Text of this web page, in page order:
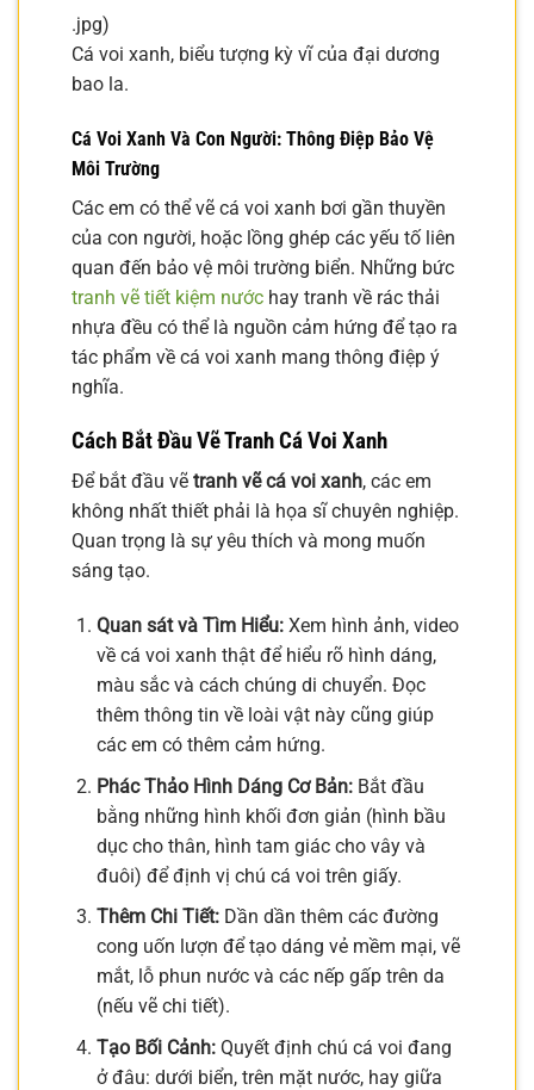
.jpg)
Cá voi xanh, biểu tượng kỳ vĩ của đại dương
bao la.
Cá Voi Xanh Và Con Người: Thông Điệp Bảo Vệ
Môi Trường
Các em có thể vẽ cá voi xanh bơi gần thuyền
của con người, hoặc lồng ghép các yếu tố liên
quan đến bảo vệ môi trường biển. Những bức
tranh vẽ tiết kiệm nước hay tranh về rác thải
nhựa đều có thể là nguồn cảm hứng để tạo ra
tác phẩm về cá voi xanh mang thông điệp ý
nghĩa.
Cách Bắt Đầu Vẽ Tranh Cá Voi Xanh
Để bắt đầu vẽ tranh vẽ cá voi xanh, các em
không nhất thiết phải là họa sĩ chuyên nghiệp.
Quan trọng là sự yêu thích và mong muốn
sáng tạo.
Quan sát và Tìm Hiểu:Xem hình ảnh, video
về cá voi xanh thật để hiểu rõ hình dáng,
màu sắc và cách chúng di chuyển. Đọc
thêm thông tin về loài vật này cũng giúp
các em có thêm cảm hứng.
Phác Thảo Hình Dáng Cơ Bản:Bắt đầu
bằng những hình khối đơn giản (hình bầu
dục cho thân, hình tam giác cho vây và
đuôi) để định vị chú cá voi trên giấy.
Thêm Chi Tiết:Dần dần thêm các đường
cong uốn lượn để tạo dáng vẻ mềm mại, vẽ
mắt, lỗ phun nước và các nếp gấp trên da
(nếu vẽ chi tiết).
Tạo Bối Cảnh:Quyết định chú cá voi đang
ở đâu: dưới biển, trên mặt nước, hay giữa